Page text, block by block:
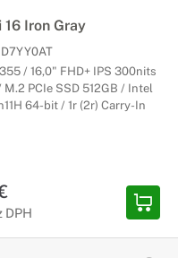
16 Iron Gray
D7YY0AT
/ 16,0" FHD+ IPS 300nits
M.2 PCIe SSD 512GB / Intel
64-bit / 1r (2r) Carry-In
DPH